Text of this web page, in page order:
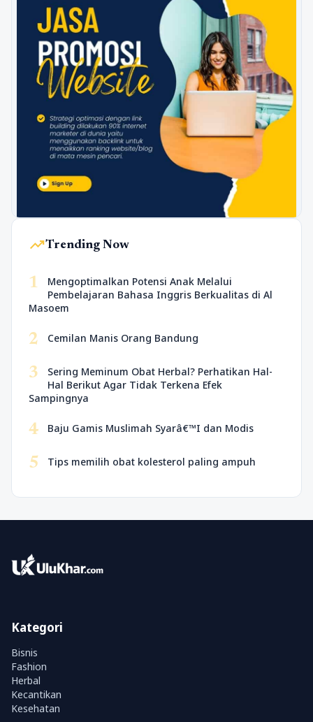
trending_upTrending Now
1
Mengoptimalkan Potensi Anak Melalui
Pembelajaran Bahasa Inggris Berkualitas di Al
Masoem
2 Cemilan Manis Orang Bandung
3
Sering Meminum Obat Herbal? Perhatikan Hal-
Hal Berikut Agar Tidak Terkena Efek
Sampingnya
4 Baju Gamis Muslimah Syarâ€™I dan Modis
5 Tips memilih obat kolesterol paling ampuh
Kategori
Bisnis
Fashion
Herbal
Kecantikan
Kesehatan